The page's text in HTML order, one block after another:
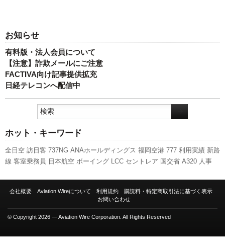
お知らせ
有料版・法人会員について
【注意】詐欺メールにご注意
FACTIVA向け記事提供拡充
日経テレコンへ配信中
ホット・キーワード
全日空 訪日客 737NG ANAホールディングス 福岡空港 777 利用実績 新路
線 客室乗務員 日本航空 ボーイング LCC セントレア 国交省 A320 人事
バス 旅客数 A350 XWB スターフライヤー 関西空港 新型コロナウイルス
会社概要 Aviation Wireについて 利用規約
購読料・特定商取引法に基づく表示
お問い合わせ
© Copyright 2026 — Aviation Wire Corporation. All Rights Reserved